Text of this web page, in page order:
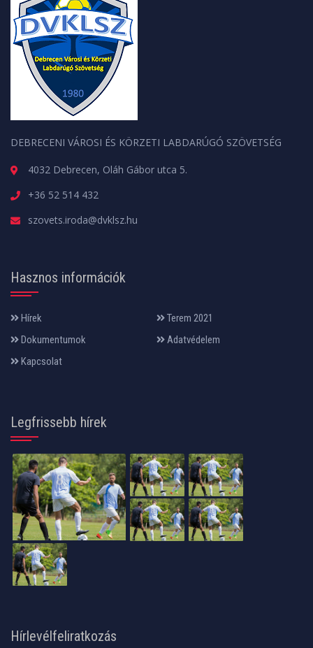
DEBRECENI VÁROSI ÉS KÖRZETI LABDARÚGÓ SZÖVETSÉG
4032 Debrecen, Oláh Gábor utca 5.
+36 52 514 432
szovets.iroda@dvklsz.hu
Hasznos információk
Hírek
Terem 2021
Dokumentumok
Adatvédelem
Kapcsolat
Legfrissebb hírek
Hírlevélfeliratkozás